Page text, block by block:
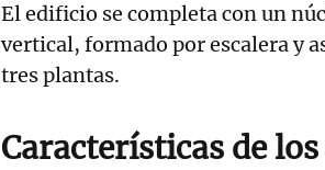
El edificio se completa con un
vertical, formado por escalera y
tres plantas.
Características de